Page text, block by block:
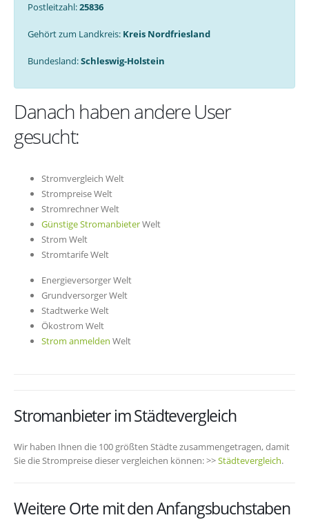
Postleitzahl:25836
Gehört zum Landkreis: Kreis Nordfriesland
Bundesland:Schleswig-Holstein
Danach haben andere User
gesucht:
Stromvergleich Welt
Strompreise Welt
Stromrechner Welt
Günstige StromanbieterWelt
Strom Welt
Stromtarife Welt
Energieversorger Welt
Grundversorger Welt
Stadtwerke Welt
Ökostrom Welt
Strom anmelden Welt
Stromanbieter im Städtevergleich
Wir haben Ihnen die 100 größten Städte zusammengetragen, damit
Sie die Strompreise dieser vergleichen können: >>Städtevergleich.
Weitere Orte mit den Anfangsbuchstaben